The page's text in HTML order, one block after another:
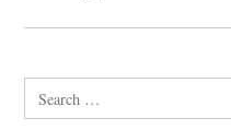
for: